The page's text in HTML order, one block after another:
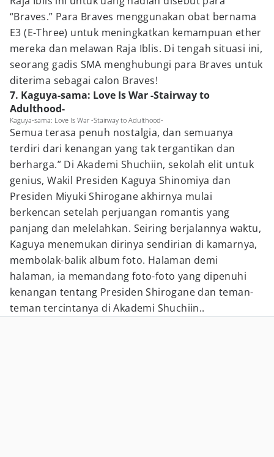
“Braves.” Para Braves menggunakan obat bernama
E3 (E-Three) untuk meningkatkan kemampuan ether
mereka dan melawan Raja Iblis. Di tengah situasi ini,
seorang gadis SMA menghubungi para Braves untuk
diterima sebagai calon Braves!
7. Kaguya-sama: Love Is War -Stairway to
Adulthood-
Kaguya-sama: Love Is War -Stairway to Adulthood-
Semua terasa penuh nostalgia, dan semuanya
terdiri dari kenangan yang tak tergantikan dan
berharga.” Di Akademi Shuchiin, sekolah elit untuk
genius, Wakil Presiden Kaguya Shinomiya dan
Presiden Miyuki Shirogane akhirnya mulai
berkencan setelah perjuangan romantis yang
panjang dan melelahkan. Seiring berjalannya waktu,
Kaguya menemukan dirinya sendirian di kamarnya,
membolak-balik album foto. Halaman demi
halaman, ia memandang foto-foto yang dipenuhi
kenangan tentang Presiden Shirogane dan teman-
teman tercintanya di Akademi Shuchiin..